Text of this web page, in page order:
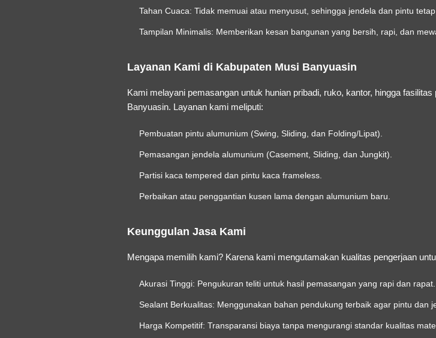
Tahan Cuaca: Tidak memuai atau menyusut, sehingga jendela dan pintu
Tampilan Minimalis: Memberikan kesan bangunan yang bersih, rapi, dan
Layanan Kami di Kabupaten Musi Banyuasin
Kami melayani pemasangan untuk hunian pribadi, ruko, kantor, hingga
Banyuasin. Layanan kami meliputi:
Pembuatan pintu alumunium (Swing, Sliding, dan Folding/Lipat).
Pemasangan jendela alumunium (Casement, Sliding, dan Jungkit).
Partisi kaca tempered dan pintu kaca frameless.
Perbaikan atau penggantian kusen lama dengan alumunium baru.
Keunggulan Jasa Kami
Mengapa memilih kami? Karena kami mengutamakan kualitas pengerjaan
Akurasi Tinggi: Pengukuran teliti untuk hasil pemasangan yang rapi dan rapat.
Sealant Berkualitas: Menggunakan bahan pendukung terbaik agar pintu dan
Harga Kompetitif: Transparansi biaya tanpa mengurangi standar kualitas